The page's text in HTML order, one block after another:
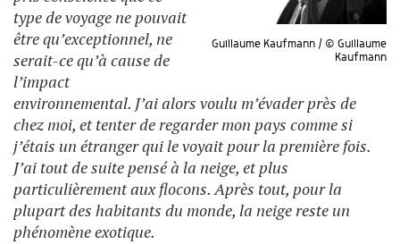
Guillaume Kaufmann / © Guillaume
Kaufmann
type de voyage ne pouvait
être qu’exceptionnel, ne
serait-ce qu’à cause de
l’impact
environnemental. J’ai alors voulu m’évader près de
chez moi, et tenter de regarder mon pays comme si
j’étais un étranger qui le voyait pour la première fois.
J’ai tout de suite pensé à la neige, et plus
particulièrement aux flocons. Après tout, pour la
plupart des habitants du monde, la neige reste un
phénomène exotique.